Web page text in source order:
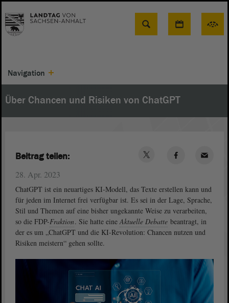
Suche
Navigation
Über Chancen und Risiken von ChatGPT
28. Apr. 2023
ChatGPT ist ein neuartiges KI-Modell, das Texte erstellen kann und
für jeden im Internet frei verfügbar ist. Es sei in der Lage, Sprache,
Stil und Themen auf eine bisher ungekannte Weise zu verarbeiten,
so die FDP-Fraktion. Sie hatte eineAktuelle Debatte beantragt, in
der es um „ChatGPT und die KI-Revolution: Chancen nutzen und
Risiken meistern“ gehen sollte.
Beitrag teilen: